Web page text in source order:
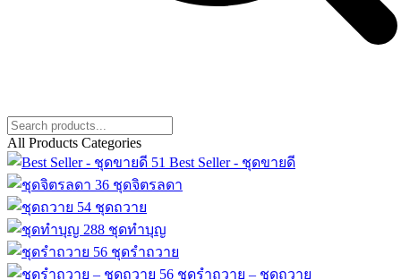
All Products Categories
51 Best Seller - ชุดขายดี
36 ชุดจิตรลดา
54 ชุดถวาย
288 ชุดทำบุญ
56 ชุดรำถวาย
56 ชุดรำถวาย – ชุดถวาย